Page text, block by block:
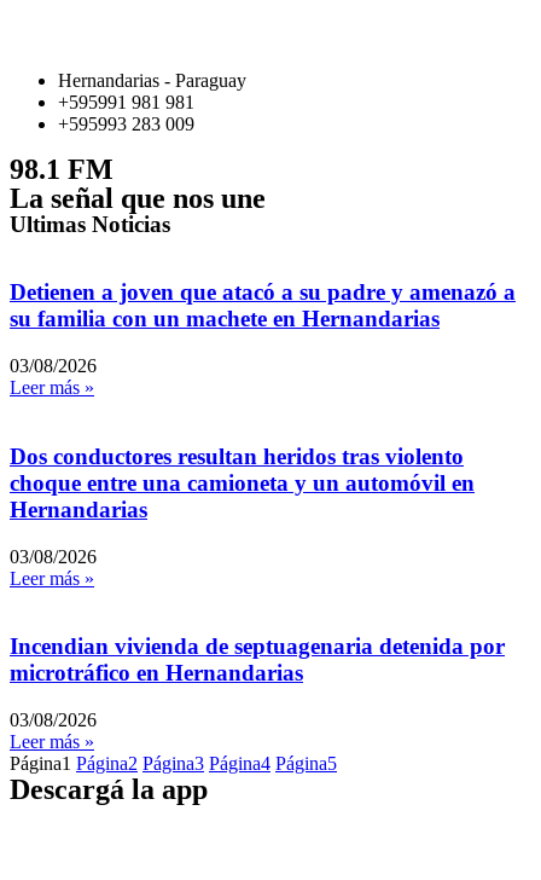
Hernandarias - Paraguay
+595991 981 981
+595993 283 009
98.1 FM
La señal que nos une
Ultimas Noticias
Detienen a joven que atacó a su padre y amenazó a
su familia con un machete en Hernandarias
03/08/2026
Leer más »
Dos conductores resultan heridos tras violento
choque entre una camioneta y un automóvil en
Hernandarias
03/08/2026
Leer más »
Incendian vivienda de septuagenaria detenida por
microtráfico en Hernandarias
03/08/2026
Leer más »
Página1 Página2 Página3 Página4 Página5
Descargá la app